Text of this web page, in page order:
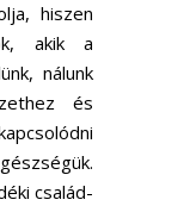
hiszen
akik a
nálunk
és
család-